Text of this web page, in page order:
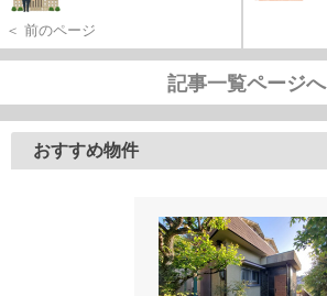
＜ 前のページ
記事一覧ページへ
おすすめ物件